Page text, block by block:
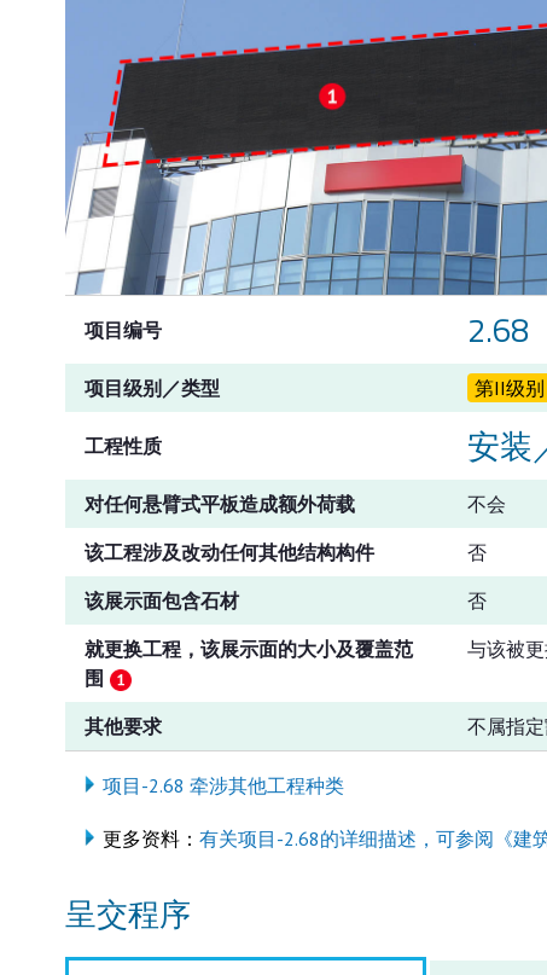
项目编号 2.68
项目级别／类型 第II级别
工程性质 安装
对任何悬臂式平板造成额外荷载
不会
该工程涉及改动任何其他结构构件
否
该展示面包含石材
否
就更换工程，该展示面的大小及覆盖范
围
与该被
其他要求 不属指
项目-2.68 牵涉其他工程种类
更多资料： 有关项目-2.68的详细描述，可参阅《建
呈交程序